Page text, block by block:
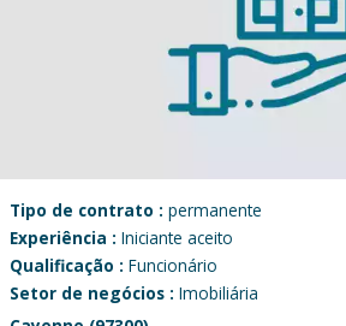
Tipo de contrato : permanente
Experiência : Iniciante aceito
Qualificação : Funcionário
Setor de negócios : Imobiliária